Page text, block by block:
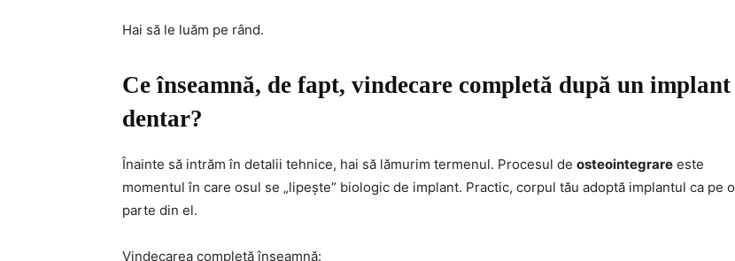
Hai să le luăm pe rând.
Ce înseamnă, de fapt, vindecare completă după un implant
dentar?
Înainte să intrăm în detalii tehnice, hai să lămurim termenul. Procesul de osteointegrare este
momentul în care osul se „lipește” biologic de implant. Practic, corpul tău adoptă implantul ca pe o
parte din el.
Vindecarea completă înseamnă: